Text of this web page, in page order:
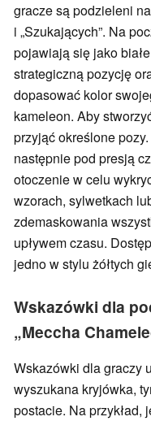
gracze są podzieleni
i „Szukających”. Na
pojawiają się jako
strategiczną pozycję
dopasować kolor
kameleon. Aby
przyjąć określone
następnie pod presją
otoczenie w celu
wzorach, sylwetkach
zdemaskowania
upływem czasu.
jedno w stylu żółtych
Wskazówki dla
„Meccha
Wskazówki dla graczy
wyszukana kryjówka,
postacie. Na przykład,